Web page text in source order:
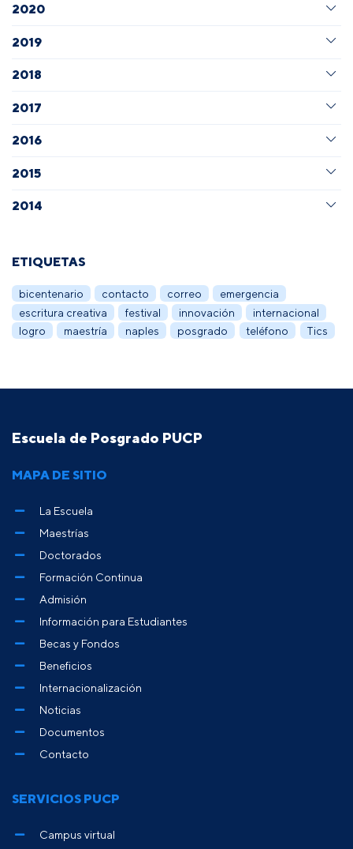
2020
2019
2018
2017
2016
2015
2014
ETIQUETAS
bicentenario contacto correo
emergencia
escritura creativa
festival innovación
internacional
logro
maestría naples posgrado teléfono Tics
Escuela de Posgrado PUCP
MAPA DE SITIO
La Escuela
Maestrías
Doctorados
Formación Continua
Admisión
Información para Estudiantes
Becas y Fondos
Beneficios
Internacionalización
Noticias
Documentos
Contacto
SERVICIOS PUCP
Campus virtual